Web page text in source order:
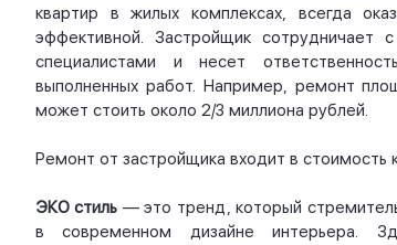
квартир в жилых комплексах, всегда
эффективной. Застройщик сотрудничает
специалистами и несет
выполненных работ. Например, ремонт
может стоить около 2/3 миллиона рублей.
Ремонт от застройщика входит в стоимость
ЭКО стиль — это тренд, который
в современном дизайне интерьера.